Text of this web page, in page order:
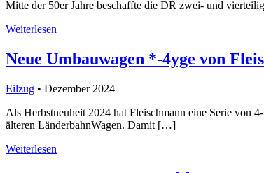
Mitte der 50er Jahre beschaffte die DR zwei- und
Weiterlesen
Neue Umbauwagen *-4yge von
Eilzug • Dezember 2024
Als Herbstneuheit 2024 hat Fleischmann eine Serie von
älteren LänderbahnWagen. Damit […]
Weiterlesen